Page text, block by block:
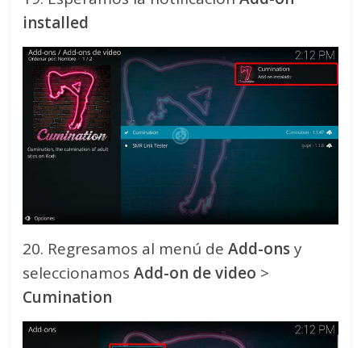
installed
20. Regresamos al menú deAdd-onsy
seleccionamosAdd-on de video >
Cumination